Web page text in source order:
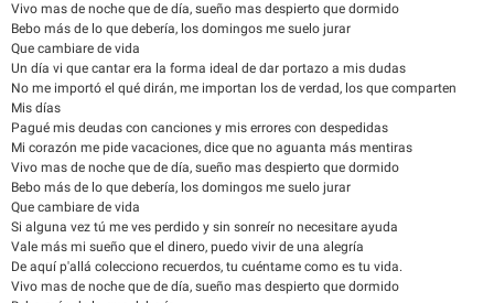
Vivo mas de noche que de día, sueño mas despierto que dormido
Bebo más de lo que debería, los domingos me suelo jurar
Que cambiare de vida
Un día vi que cantar era la forma ideal de dar portazo a mis dudas
No me importó el qué dirán, me importan los de verdad, los que comparten
Mis días
Pagué mis deudas con canciones y mis errores con despedidas
Mi corazón me pide vacaciones, dice que no aguanta más mentiras
Vivo mas de noche que de día, sueño mas despierto que dormido
Bebo más de lo que debería, los domingos me suelo jurar
Que cambiare de vida
Si alguna vez tú me ves perdido y sin sonreír no necesitare ayuda
Vale más mi sueño que el dinero, puedo vivir de una alegría
De aquí p'allá colecciono recuerdos, tu cuéntame como es tu vida.
Vivo mas de noche que de día, sueño mas despierto que dormido